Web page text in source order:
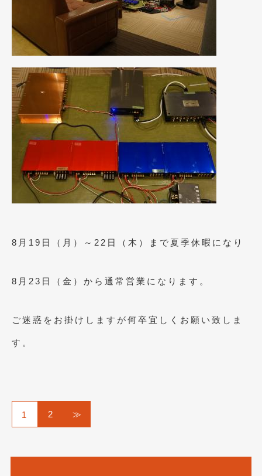
8月19日（月）～22日（木）まで夏季休暇になり
8月23日（金）から通常営業になります。
ご迷惑をお掛けしますが何卒宜しくお願い致しま
す。
1 2 ≫